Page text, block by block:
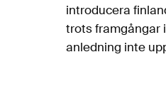
introducera
trots framgångar
anledning inte